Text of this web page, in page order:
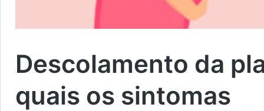
Descolamento da
quais os sintomas